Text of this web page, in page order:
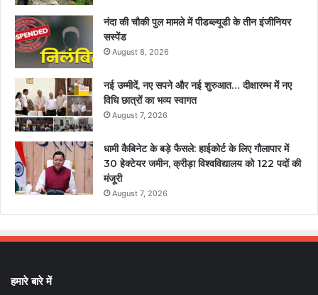
नंदा की चौकी पुल मामले में पीडब्ल्यूडी के तीन इंजीनियर
सस्पेंड
August 8, 2026
नई उम्मीदें, नए सपने और नई शुरुआत… दीक्षारम्भ में नए
विधि छात्रों का भव्य स्वागत
August 7, 2026
धामी कैबिनेट के बड़े फैसले: हाईकोर्ट के लिए गौलापार में
30 हेक्टेयर जमीन, क्रीड़ा विश्वविद्यालय को 122 पदों की
मंजूरी
August 7, 2026
हमारे बारे में